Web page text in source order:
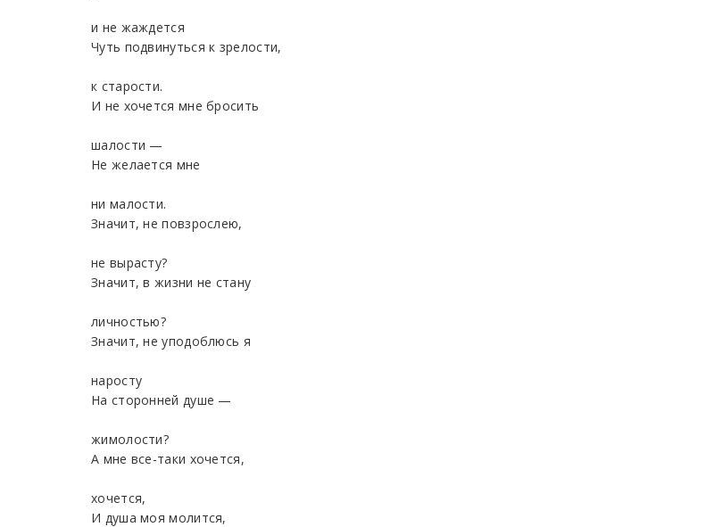
и не жаждется
Чуть подвинуться к зрелости,
к старости.
И не хочется мне бросить
шалости —
Не желается мне
ни малости.
Значит, не повзрослею,
не вырасту?
Значит, в жизни не стану
личностью?
Значит, не уподоблюсь я
наросту
На сторонней душе —
жимолости?
А мне все-таки хочется,
хочется,
И душа моя молится,